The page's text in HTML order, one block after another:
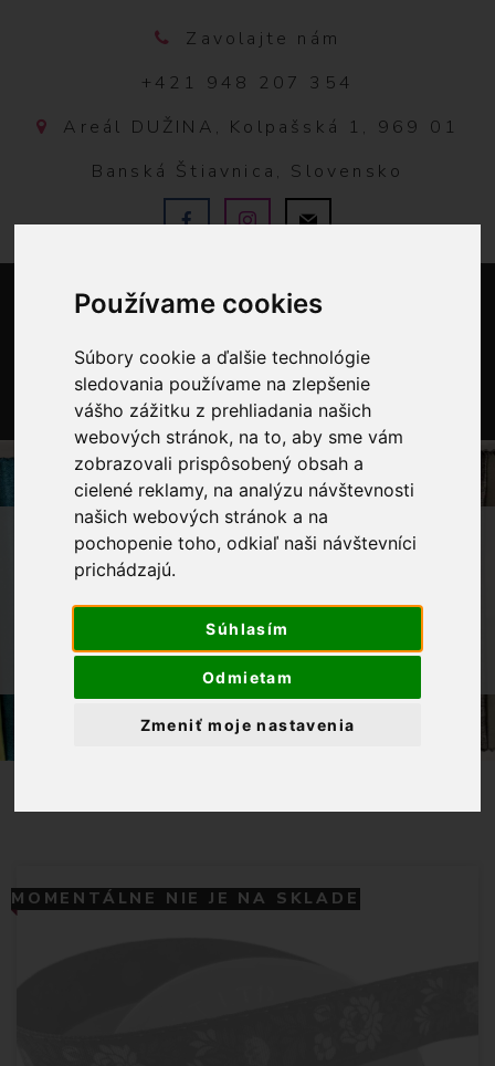
Používame cookies
Súbory cookie a ďalšie technológie
sledovania používame na zlepšenie
vášho zážitku z prehliadania našich
webových stránok, na to, aby sme vám
zobrazovali prispôsobený obsah a
cielené reklamy, na analýzu návštevnosti
našich webových stránok a na
pochopenie toho, odkiaľ naši návštevníci
prichádzajú.
Súhlasím
Odmietam
Zmeniť moje nastavenia
Zavolajte nám
+421 948 207 354
Areál DUŽINA, Kolpašská 1, 969 01
Banská Štiavnica, Slovensko
OBCHOD GALANTÉRIA STUHY
VZOROVANÉ STUHY
FOLKÓRNE STUHY
STUHA DEKORAČNÁ KROJOVÁ 20MM-
MODRÁ TLAČENÁ
MOMENTÁLNE NIE JE NA SKLADE